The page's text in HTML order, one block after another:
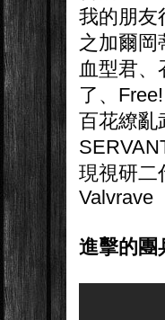
我的朋友
之加爾岡
血型君
了、Free!
百花繚亂
現視研二
Valvrave
進擊的團